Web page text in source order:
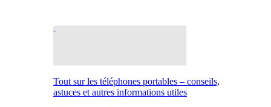
Tout sur les téléphones portables – conseils,
astuces et autres informations utiles